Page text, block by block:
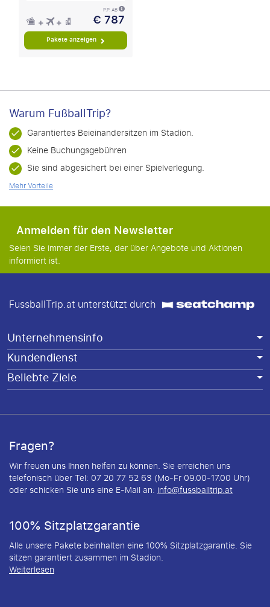
P.P. AB
€ 787
Pakete anzeigen
Warum FußballTrip?
Garantiertes Beieinandersitzen im Stadion.
Keine Buchungsgebühren
Sie sind abgesichert bei einer Spielverlegung.
Mehr Vorteile
Anmelden für den Newsletter
Seien Sie immer der Erste, der über Angebote und Aktionen
informiert ist.
FussballTrip.at unterstützt durch
Unternehmensinfo
Kundendienst
Beliebte Ziele
Fragen?
Wir freuen uns Ihnen helfen zu können. Sie erreichen uns
telefonisch über Tel: 07 20 77 52 63 (Mo-Fr 09.00-17.00 Uhr)
oder schicken Sie uns eine E-Mail an: info@fussballtrip.at
100% Sitzplatzgarantie
Alle unsere Pakete beinhalten eine 100% Sitzplatzgarantie. Sie
sitzen garantiert zusammen im Stadion.
Weiterlesen